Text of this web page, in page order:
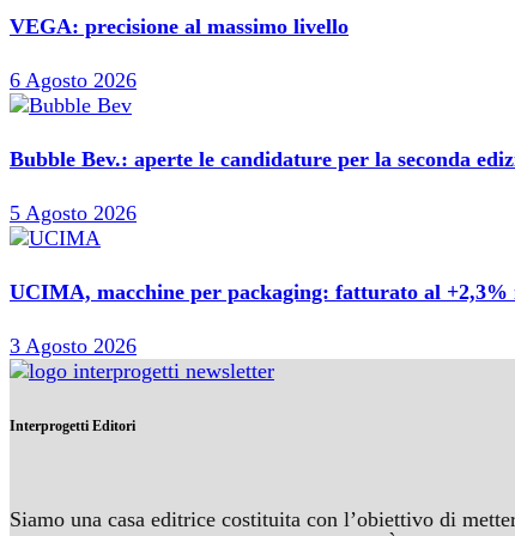
VEGA: precisione al massimo livello
6 Agosto 2026
Bubble Bev.: aperte le candidature per la seconda
5 Agosto 2026
UCIMA, macchine per packaging: fatturato al +2,3%
3 Agosto 2026
Interprogetti Editori
Siamo una casa editrice costituita con l’obiettivo di